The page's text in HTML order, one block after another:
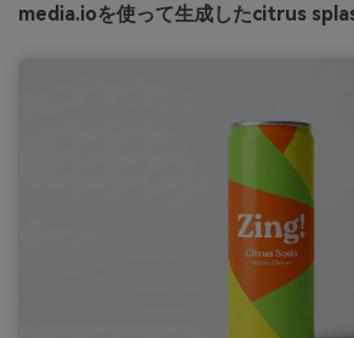
media.ioを使って生成したcitrus